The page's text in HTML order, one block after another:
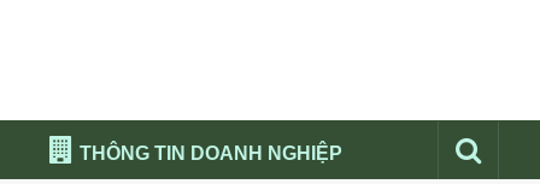
THÔNG TIN DOANH NGHIỆP